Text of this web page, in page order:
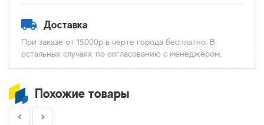
Доставка
При заказе от 15000р в черте города бесплатно. В
остальных случаях, по согласованию с менеджером.
Похожие товары